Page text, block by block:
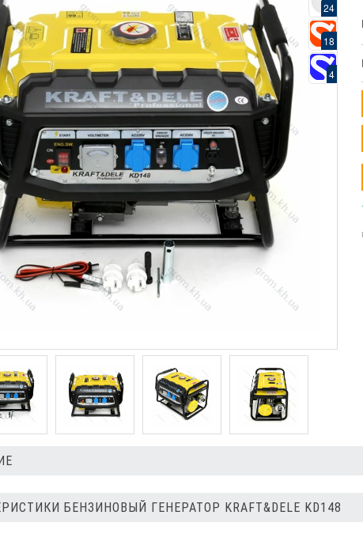
24
18
4
БЕНЗИНОВЫЙ ГЕНЕРАТОР KRAFT&DELE KD148